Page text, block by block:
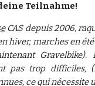
Teilnahme!
CAS depuis 2006,
hiver, marches en
Gravelbike).
pas trop difficiles,
ce qui nécessite